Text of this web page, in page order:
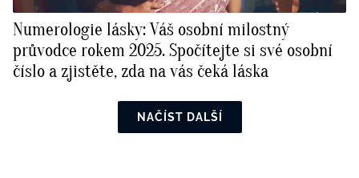
Numerologie lásky: Váš osobní milostný
průvodce rokem 2025. Spočítejte si své osobní
číslo a zjistěte, zda na vás čeká láska
NAČÍST DALŠÍ